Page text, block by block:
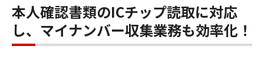
本人確認書類のICチップ読取に対応
し、マイナンバー収集業務も効率化！